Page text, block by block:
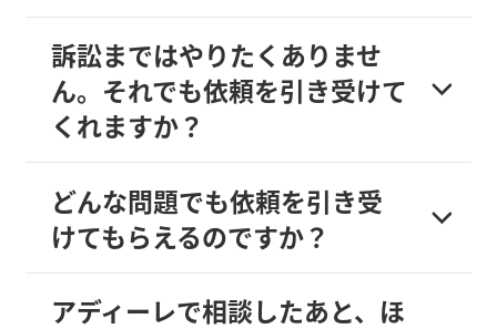
訴訟まではやりたくありませ
ん。それでも依頼を引き受けて
くれますか？
どんな問題でも依頼を引き受
けてもらえるのですか？
アディーレで相談したあと、ほ